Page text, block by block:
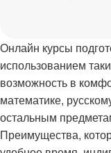
Онлайн курсы
использованием
возможность в
математике,
остальным
Преимущества,